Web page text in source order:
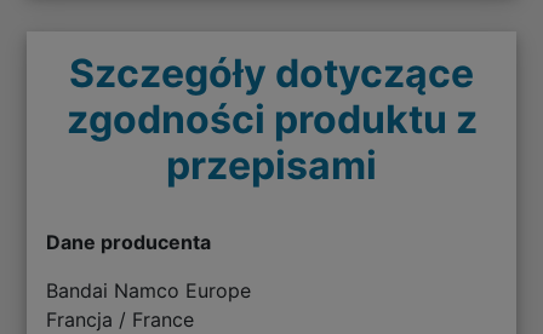
Szczegóły dotyczące
zgodności produktu z
przepisami
Dane producenta
Bandai Namco Europe
Francja / France